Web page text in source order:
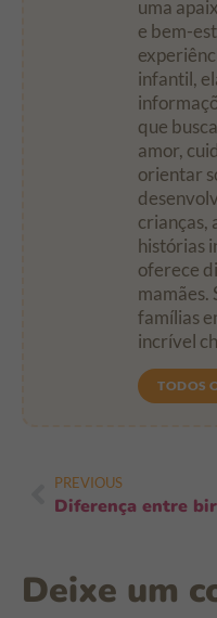
uma
e bem-
infantil,
que
amor,
orientar
crianças,
histórias
oferece
mamães.
famílias
incrível
TODOS
PREVIOUS
Deixe um